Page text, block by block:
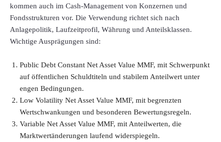
kommen auch im Cash-Management von Konzernen und
Fondsstrukturen vor. Die Verwendung richtet sich nach
Anlagepolitik, Laufzeitprofil, Währung und Anteilsklassen.
Wichtige Ausprägungen sind:
Public Debt Constant Net Asset Value MMF, mit Schwerpunkt
auf öffentlichen Schuldtiteln und stabilem Anteilwert unter
engen Bedingungen.
Low Volatility Net Asset Value MMF, mit begrenzten
Wertschwankungen und besonderen Bewertungsregeln.
Variable Net Asset Value MMF, mit Anteilwerten, die
Marktwertänderungen laufend widerspiegeln.